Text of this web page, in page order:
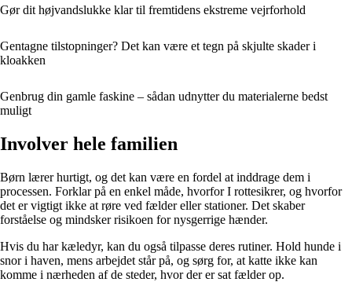
Gør dit højvandslukke klar til fremtidens ekstreme vejrforhold
Gentagne tilstopninger? Det kan være et tegn på skjulte skader i
kloakken
Genbrug din gamle faskine – sådan udnytter du materialerne bedst
muligt
Involver hele familien
Børn lærer hurtigt, og det kan være en fordel at inddrage dem i
processen. Forklar på en enkel måde, hvorfor I rottesikrer, og hvorfor
det er vigtigt ikke at røre ved fælder eller stationer. Det skaber
forståelse og mindsker risikoen for nysgerrige hænder.
Hvis du har kæledyr, kan du også tilpasse deres rutiner. Hold hunde i
snor i haven, mens arbejdet står på, og sørg for, at katte ikke kan
komme i nærheden af de steder, hvor der er sat fælder op.